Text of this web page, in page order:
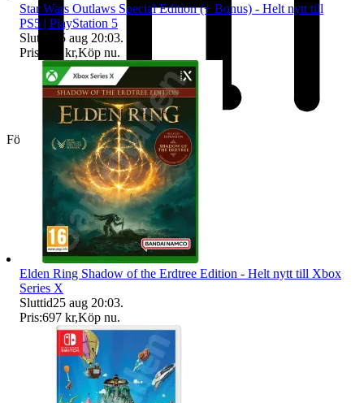
Företag
Star Wars Outlaws Special Edition (+ Bonus) - Helt nytt till
PS5 | PlayStation 5
Sluttid
25 aug 20:03.
Pris:
397 kr,Köp nu.
Elden Ring Shadow of the Erdtree Edition - Helt nytt till Xbox
Series X
Sluttid25 aug 20:03.
Pris:697 kr,Köp nu.